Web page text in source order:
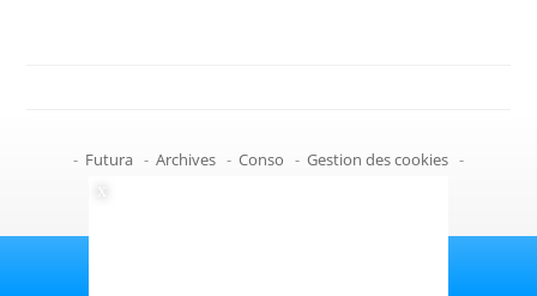
- Futura - Archives - Conso - Gestion des cookies -